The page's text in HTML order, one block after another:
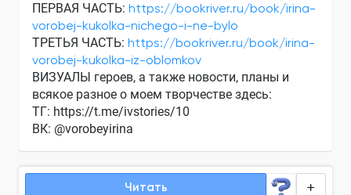
ПЕРВАЯ ЧАСТЬ: https://bookriver.ru/book/irina-
vorobej-kukolka-nichego-i-ne-bylo
ТРЕТЬЯ ЧАСТЬ: https://bookriver.ru/book/irina-
vorobej-kukolka-iz-oblomkov
ВИЗУАЛЫ героев, а также новости, планы и
всякое разное о моем творчестве здесь:
ТГ: https://t.me/ivstories/10
ВК: @vorobeyirina
Читать